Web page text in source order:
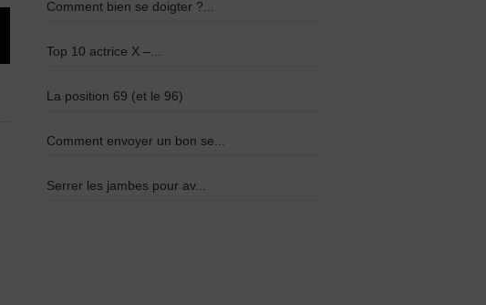
Comment bien se doigter ?...
Top 10 actrice X –...
La position 69 (et le 96)
Comment envoyer un bon se...
Serrer les jambes pour av...